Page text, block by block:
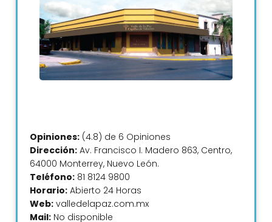
Opiniones: (4.8) de 6 Opiniones
Dirección: Av. Francisco I. Madero 863, Centro,
64000 Monterrey, Nuevo León.
Teléfono: 81 8124 9800
Horario: Abierto 24 Horas
Web: valledelapaz.com.mx
Mail: No disponible